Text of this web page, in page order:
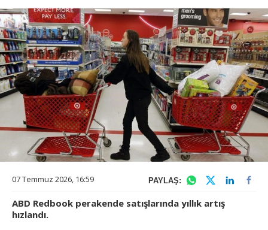
07 Temmuz 2026, 16:59 PAYLAŞ:
ABD Redbook perakende satışlarında yıllık artış
hızlandı.